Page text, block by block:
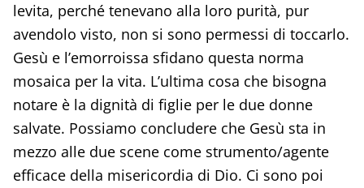
levita, perché tenevano alla loro purità, pur
avendolo visto, non si sono permessi di toccarlo.
Gesù e l’emorroissa sfidano questa norma
mosaica per la vita. L’ultima cosa che bisogna
notare è la dignità di figlie per le due donne
salvate. Possiamo concludere che Gesù sta in
mezzo alle due scene come strumento/agente
efficace della misericordia di Dio. Ci sono poi